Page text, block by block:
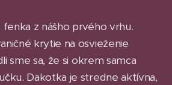
fenka z nášho prvého vrhu.
krytie na osvieženie
sme sa, že si okrem samca
Dakotka je stredne aktívna,